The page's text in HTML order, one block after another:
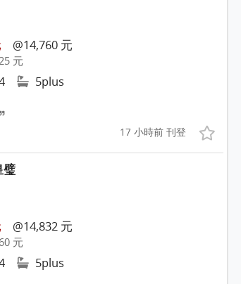
@14,760 元
元
5plus
17 小時前 刊登
璧
@14,832 元
元
5plus